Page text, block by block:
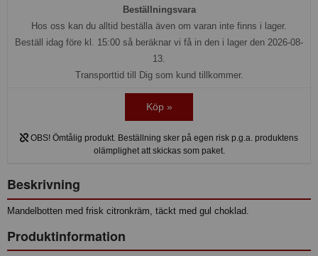
Beställningsvara
Hos oss kan du alltid beställa även om varan inte finns i lager.
Beställ idag före kl. 15:00 så beräknar vi få in den i lager den 2026-08-
13.
Transporttid till Dig som kund tillkommer.
Köp »
OBS! Ömtålig produkt. Beställning sker på egen risk p.g.a. produktens
olämplighet att skickas som paket.
Beskrivning
Mandelbotten med frisk citronkräm, täckt med gul choklad.
Produktinformation